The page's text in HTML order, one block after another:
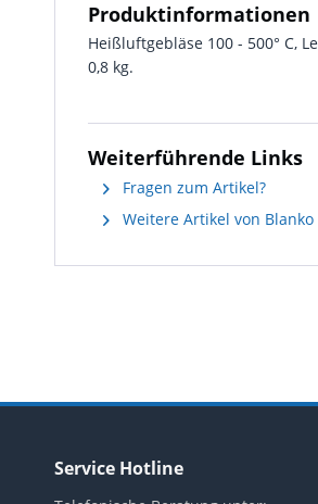
Produktinformationen
Heißluftgebläse 100 - 500° C,
0,8 kg.
Weiterführende Links
Fragen zum Artikel?
Weitere Artikel von Blanko
Service Hotline